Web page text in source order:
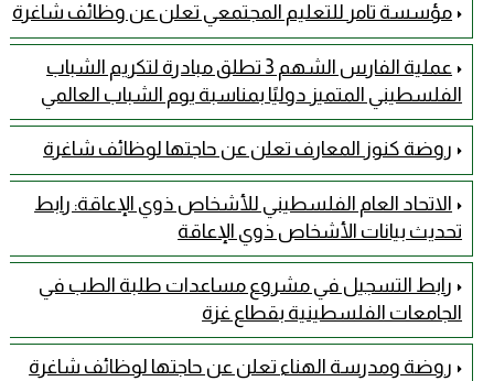
مؤسسة تامر للتعليم المجتمعي تعلن عن وظائف شاغرة
عملية الفارس الشهم 3 تطلق مبادرة لتكريم الشباب
الفلسطيني المتميز دوليًا بمناسبة يوم الشباب العالمي
روضة كنوز المعارف تعلن عن حاجتها لوظائف شاغرة
الاتحاد العام الفلسطيني للأشخاص ذوي الإعاقة: رابط
تحديث بيانات الأشخاص ذوي الإعاقة
رابط التسجيل في مشروع مساعدات طلبة الطب في
الجامعات الفلسطينية بقطاع غزة
روضة ومدرسة الهناء تعلن عن حاجتها لوظائف شاغرة